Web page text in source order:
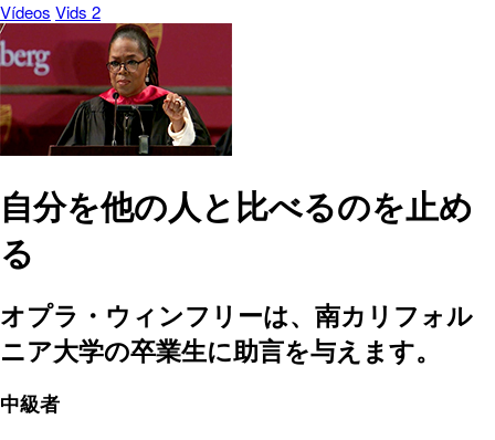
Vídeos Vids 2
自分を他の人と比べるのを止め
る
オプラ・ウィンフリーは、南カリフォル
ニア大学の卒業生に助言を与えます。
中級者